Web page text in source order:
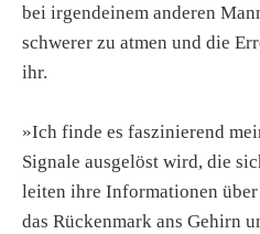
bei irgendeinem anderen
schwerer zu atmen und die
ihr.
»Ich finde es faszinierend
Signale ausgelöst wird, die
leiten ihre Informationen
das Rückenmark ans Gehirn